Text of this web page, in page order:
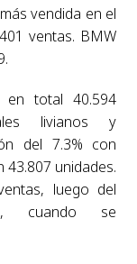
vendida en el
ventas. BMW
en total 40.594
livianos y
del 7.3% con
unidades.
luego del
cuando se